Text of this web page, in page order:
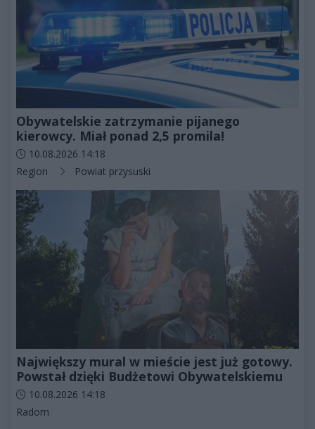
Obywatelskie zatrzymanie pijanego
kierowcy. Miał ponad 2,5 promila!
Data dodania artykułu:
10.08.2026 14:18
Kategorie artykułu:
Region Powiat przysuski
Największy mural w mieście jest już gotowy.
Powstał dzięki Budżetowi Obywatelskiemu
Data dodania artykułu:
10.08.2026 14:18
Kategorie artykułu:
Radom